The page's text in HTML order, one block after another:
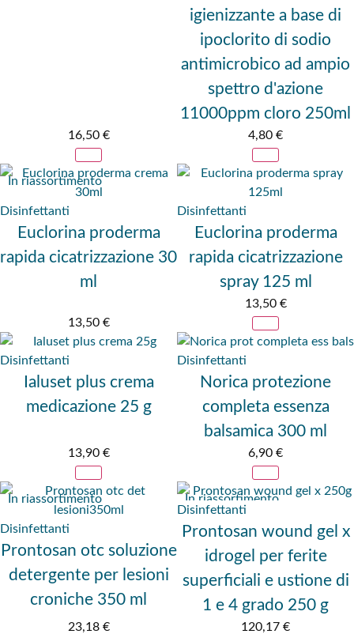
16,50 €
igienizzante a base di
ipoclorito di sodio
antimicrobico ad ampio
spettro d'azione
11000ppm cloro 250ml
4,80 €
In riassortimento
Disinfettanti
Euclorina proderma
rapida cicatrizzazione 30
ml
13,50 €
Disinfettanti
Euclorina proderma
rapida cicatrizzazione
spray 125 ml
13,50 €
Disinfettanti
Ialuset plus crema
medicazione 25 g
13,90 €
Disinfettanti
Norica protezione
completa essenza
balsamica 300 ml
6,90 €
In riassortimento
Disinfettanti
Prontosan otc soluzione
detergente per lesioni
croniche 350 ml
23,18 €
In riassortimento
Disinfettanti
Prontosan wound gel x
idrogel per ferite
superficiali e ustione di
1 e 4 grado 250 g
120,17 €